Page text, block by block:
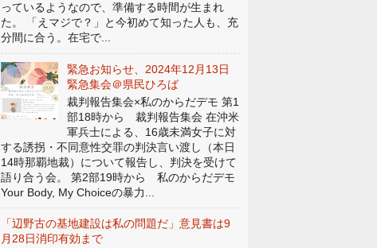
っているようなので、準備する時間が生まれ
た。 「えマジで？」と今初めて知った人も、充
分間に合う。在宅で...
緊急お知らせ、2024年12月13日
緊急集会＠県民ひろば
裁判報告集会×私のからだデモ 第1
部18時から 裁判報告集会 在沖米
軍兵士による、16歳未満女子に対
する誘拐・不同意性交罪の判決言い渡し（本日
14時那覇地裁）について報告し、判決を受けて
語り合う会。 第2部19時から 私のからだデモ
Your Body, My Choiceの暴力...
「辺野古の基地建設は私の問題だ」意見書は9
月28日消印有効まで